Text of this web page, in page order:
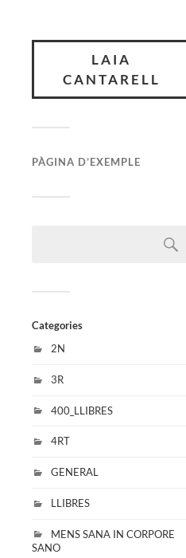
LAIA
CANTARELL
PÀGINA D’EXEMPLE
Categories
2N
3R
400_LLIBRES
4RT
GENERAL
LLIBRES
MENS SANA IN CORPORE
SANO